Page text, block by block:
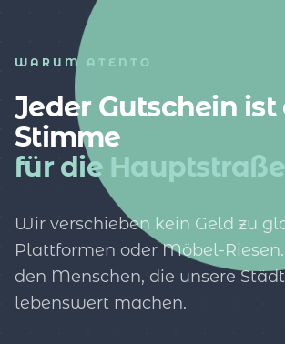
WARUM ATENTO
Jeder Gutschein ist
Stimme
für die
Wir verschieben kein Geld zu
Plattformen oder Möbel-
den Menschen, die unsere
lebenswert machen.